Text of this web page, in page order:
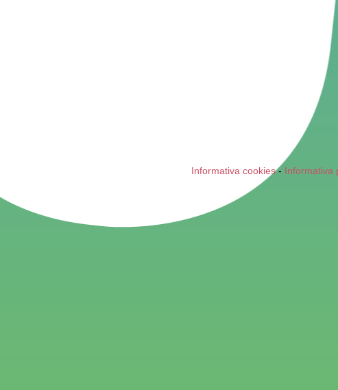
Informativa cookies- Informativa